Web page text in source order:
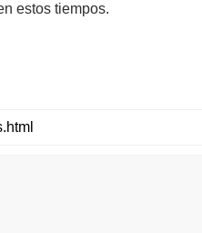
estos tiempos.